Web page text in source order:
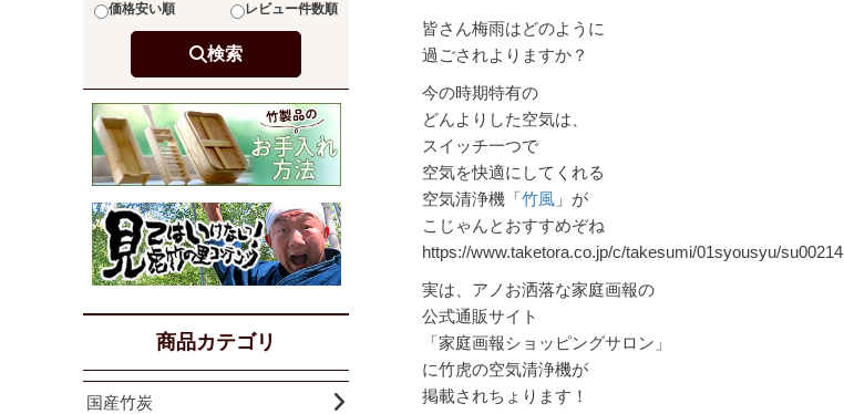
皆さん梅雨はどのように
過ごされよりますか？
今の時期特有の
どんよりした空気は、
スイッチ一つで
空気を快適にしてくれる
空気清浄機「竹風 」が
こじゃんとおすすめぞね
https://www.taketora.co.jp/c/takesumi/01syousyu/su00214
実は、アノお洒落な家庭画報の
公式通販サイト
「家庭画報ショッピングサロン」
に竹虎の空気清浄機が
掲載されちょります！
価格安い順
レビュー件数順
検索
商品カテゴリ
国産竹炭